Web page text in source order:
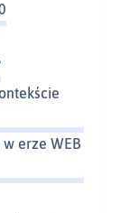
erze WEB